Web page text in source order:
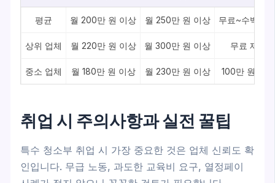
평균 월 200만 원 이상 월 250만 원 이상 무료~수백만
상위 업체 월 220만 원 이상 월 300만 원 이상 무료 제공
중소 업체 월 180만 원 이상 월 230만 원 이상 100만 원 이상
취업 시 주의사항과 실전 꿀팁
특수 청소부 취업 시 가장 중요한 것은 업체 신뢰도 확
인입니다. 무급 노동, 과도한 교육비 요구, 열정페이